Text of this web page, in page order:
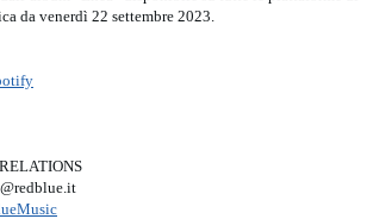
da venerdì 22 settembre 2023.